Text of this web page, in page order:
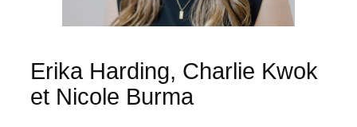
Erika Harding, Charlie Kwok
et Nicole Burma